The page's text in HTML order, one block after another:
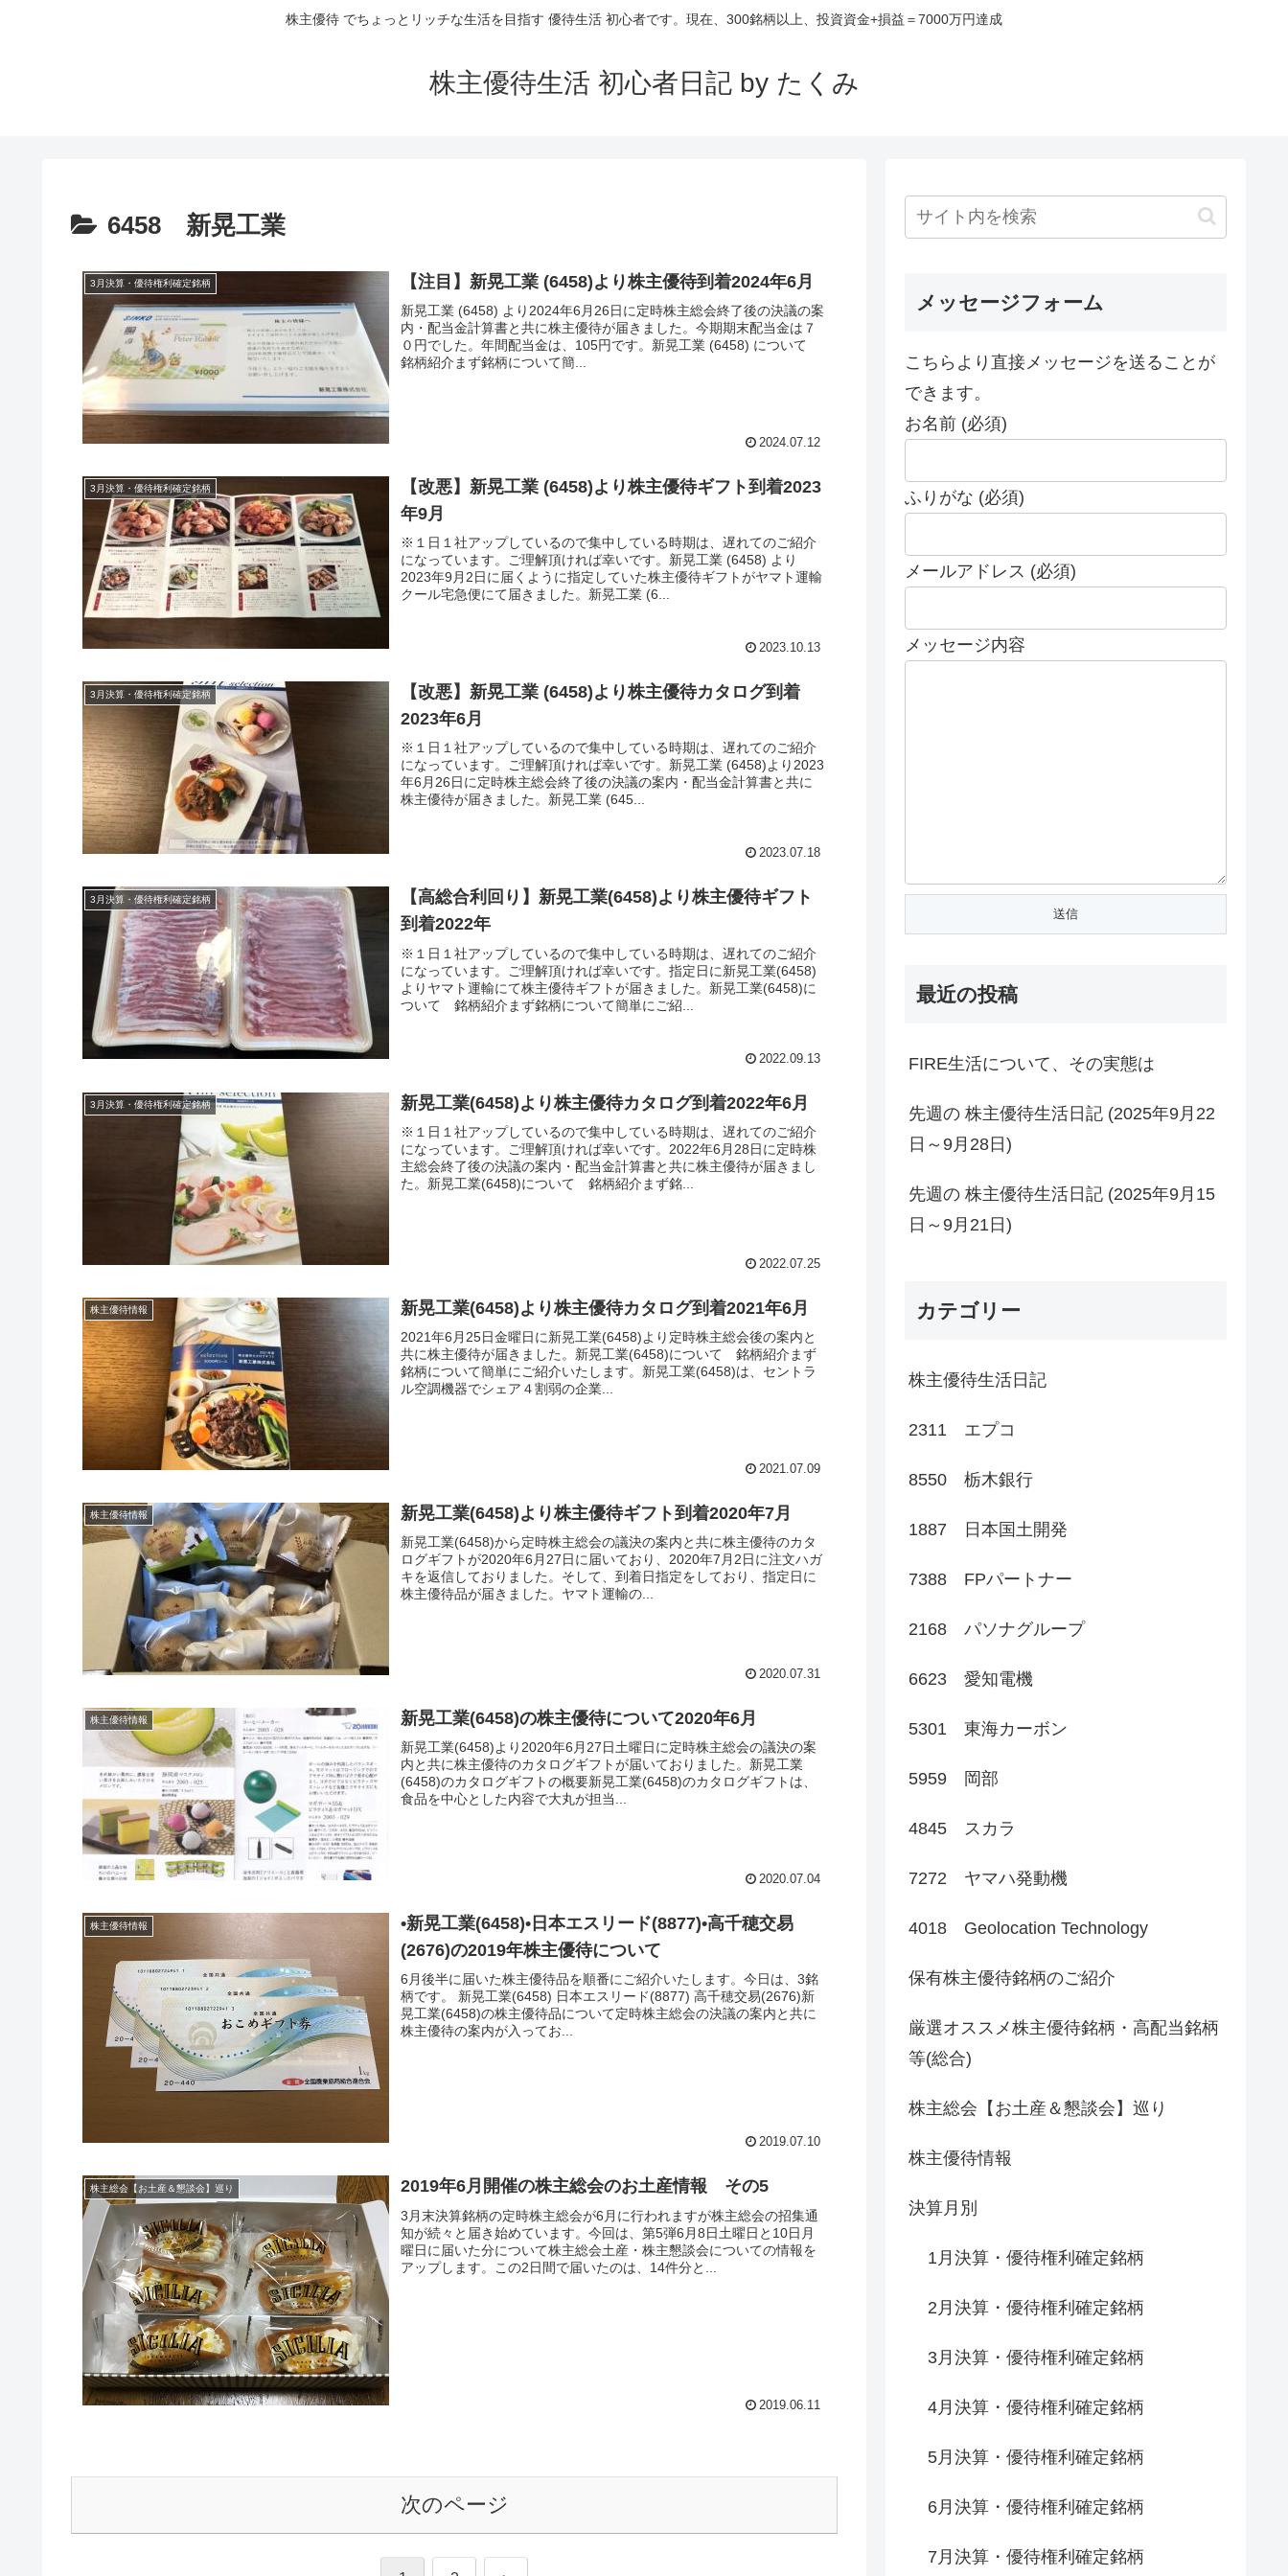
株主優待 でちょっとリッチな生活を目指す 優待生活 初心者です。現在、300銘柄以上、投資資金+損益＝7000万円達成
株主優待生活 初心者日記 by たくみ
6458 新晃工業
3月決算・優待権利確定銘柄 【注目】新晃工業 (6458)より株主優待到着2024年6月
新晃工業 (6458) より2024年6月26日に定時株主総会終了後の決議の案
内・配当金計算書と共に株主優待が届きました。今期期末配当金は７
０円でした。年間配当金は、105円です。新晃工業 (6458) について
銘柄紹介まず銘柄について簡...
2024.07.12
3月決算・優待権利確定銘柄
【改悪】新晃工業 (6458)より株主優待ギフト到着2023
年9月
※１日１社アップしているので集中している時期は、遅れてのご紹介
になっています。ご理解頂ければ幸いです。新晃工業 (6458) より
2023年9月2日に届くように指定していた株主優待ギフトがヤマト運輸
クール宅急便にて届きました。新晃工業 (6...
2023.10.13
3月決算・優待権利確定銘柄
【改悪】新晃工業 (6458)より株主優待カタログ到着
2023年6月
※１日１社アップしているので集中している時期は、遅れてのご紹介
になっています。ご理解頂ければ幸いです。新晃工業 (6458)より2023
年6月26日に定時株主総会終了後の決議の案内・配当金計算書と共に
株主優待が届きました。新晃工業 (645...
2023.07.18
3月決算・優待権利確定銘柄
【高総合利回り】新晃工業(6458)より株主優待ギフト
到着2022年
※１日１社アップしているので集中している時期は、遅れてのご紹介
になっています。ご理解頂ければ幸いです。指定日に新晃工業(6458)
よりヤマト運輸にて株主優待ギフトが届きました。新晃工業(6458)に
ついて 銘柄紹介まず銘柄について簡単にご紹...
2022.09.13
3月決算・優待権利確定銘柄 新晃工業(6458)より株主優待カタログ到着2022年6月
※１日１社アップしているので集中している時期は、遅れてのご紹介
になっています。ご理解頂ければ幸いです。2022年6月28日に定時株
主総会終了後の決議の案内・配当金計算書と共に株主優待が届きまし
た。新晃工業(6458)について 銘柄紹介まず銘...
2022.07.25
株主優待情報 新晃工業(6458)より株主優待カタログ到着2021年6月
2021年6月25日金曜日に新晃工業(6458)より定時株主総会後の案内と
共に株主優待が届きました。新晃工業(6458)について 銘柄紹介まず
銘柄について簡単にご紹介いたします。新晃工業(6458)は、セントラ
ル空調機器でシェア４割弱の企業...
2021.07.09
株主優待情報 新晃工業(6458)より株主優待ギフト到着2020年7月
新晃工業(6458)から定時株主総会の議決の案内と共に株主優待のカタ
ログギフトが2020年6月27日に届いており、2020年7月2日に注文ハガ
キを返信しておりました。そして、到着日指定をしており、指定日に
株主優待品が届きました。ヤマト運輸の...
2020.07.31
株主優待情報 新晃工業(6458)の株主優待について2020年6月
新晃工業(6458)より2020年6月27日土曜日に定時株主総会の議決の案
内と共に株主優待のカタログギフトが届いておりました。新晃工業
(6458)のカタログギフトの概要新晃工業(6458)のカタログギフトは、
食品を中心とした内容で大丸が担当...
2020.07.04
株主優待情報
•新晃工業(6458)•日本エスリード(8877)•高千穂交易
(2676)の2019年株主優待について
6月後半に届いた株主優待品を順番にご紹介いたします。今日は、3銘
柄です。 新晃工業(6458) 日本エスリード(8877) 高千穂交易(2676)新
晃工業(6458)の株主優待品について定時株主総会の決議の案内と共に
株主優待の案内が入ってお...
2019.07.10
株主総会【お土産＆懇談会】巡り 2019年6月開催の株主総会のお土産情報 その5
3月末決算銘柄の定時株主総会が6月に行われますが株主総会の招集通
知が続々と届き始めています。今回は、第5弾6月8日土曜日と10日月
曜日に届いた分について株主総会土産・株主懇談会についての情報を
アップします。この2日間で届いたのは、14件分と...
2019.06.11
次のページ
メッセージフォーム
こちらより直接メッセージを送ることが
できます。
お名前 (必須)
ふりがな (必須)
メールアドレス (必須)
メッセージ内容
最近の投稿
FIRE生活について、その実態は
先週の 株主優待生活日記 (2025年9月22
日～9月28日)
先週の 株主優待生活日記 (2025年9月15
日～9月21日)
カテゴリー
株主優待生活日記
2311 エプコ
8550 栃木銀行
1887 日本国土開発
7388 FPパートナー
2168 パソナグループ
6623 愛知電機
5301 東海カーボン
5959 岡部
4845 スカラ
7272 ヤマハ発動機
4018 Geolocation Technology
保有株主優待銘柄のご紹介
厳選オススメ株主優待銘柄・高配当銘柄
等(総合)
株主総会【お土産＆懇談会】巡り
株主優待情報
決算月別
1月決算・優待権利確定銘柄
2月決算・優待権利確定銘柄
3月決算・優待権利確定銘柄
4月決算・優待権利確定銘柄
5月決算・優待権利確定銘柄
6月決算・優待権利確定銘柄
7月決算・優待権利確定銘柄